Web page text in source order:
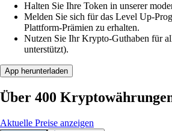
Halten Sie Ihre Token in unserer
Melden Sie sich für das Level Up-
Plattform-Prämien zu erhalten.
Nutzen Sie Ihr Krypto-Guthaben für
unterstützt).
App herunterladen
Über 400
Aktuelle Preise anzeigen